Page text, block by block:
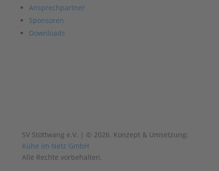
Ansprechpartner
Sponsoren
Downloads
SV Stöttwang e.V. | © 2026. Konzept & Umsetzung:
Kühe im Netz GmbH
Alle Rechte vorbehalten.